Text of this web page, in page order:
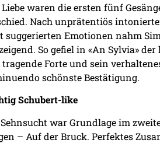
Liebe waren die ersten fünf
Nach unprätentiös
suggerierten Emotionen nahm
So gefiel in «An Sylvia»
tragende Forte und sein
schönste Bestätigung.
Schubert-like
war Grundlage im
– Auf der Bruck. Perfektes